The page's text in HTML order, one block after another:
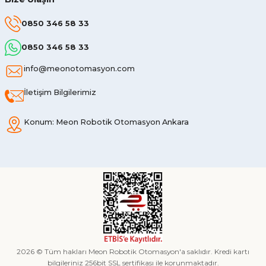
0850 346 58 33
0850 346 58 33
info@meonotomasyon.com
İletişim Bilgilerimiz
Konum: Meon Robotik Otomasyon Ankara
2026 © Tüm hakları Meon Robotik Otomasyon'a saklıdır. Kredi kartı
bilgileriniz 256bit SSL sertifikası ile korunmaktadır.